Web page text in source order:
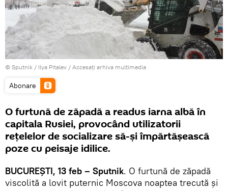
© Sputnik / Ilya Pitalev / Accesați arhiva multimedia
Abonare
O furtună de zăpadă a readus iarna albă în
capitala Rusiei, provocând utilizatorii
rețelelor de socializare să-și împărtășească
poze cu peisaje idilice.
BUCUREȘTI, 13 feb – Sputnik. O furtună de zăpadă
viscolită a lovit puternic Moscova noaptea trecută și